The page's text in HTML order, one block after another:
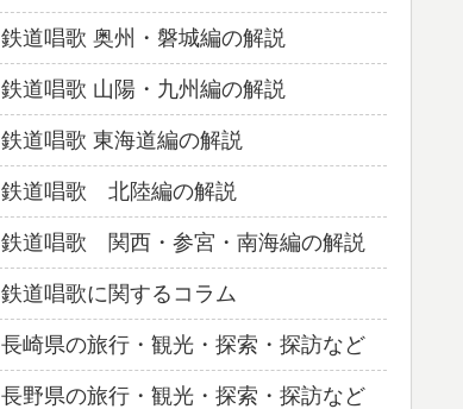
鉄道唱歌 奥州・磐城編の解説
鉄道唱歌 山陽・九州編の解説
鉄道唱歌 東海道編の解説
鉄道唱歌 北陸編の解説
鉄道唱歌 関西・参宮・南海編の解説
鉄道唱歌に関するコラム
長崎県の旅行・観光・探索・探訪など
長野県の旅行・観光・探索・探訪など